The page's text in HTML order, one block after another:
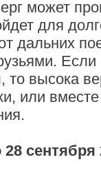
может
для
дальних
Если
высока
или
сентября